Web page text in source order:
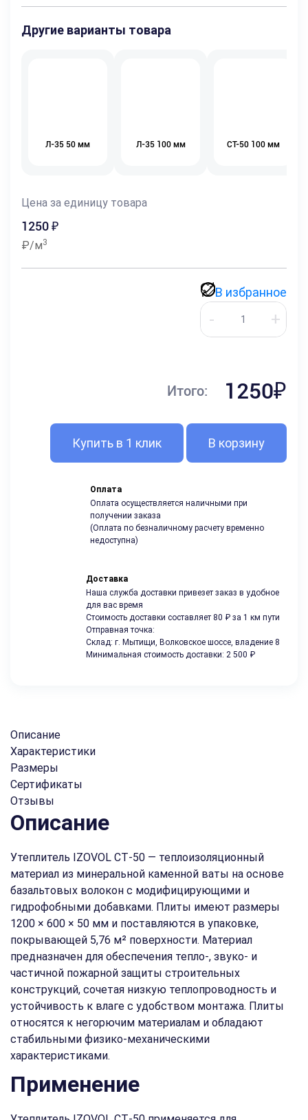
Другие варианты товара
Л-35 50 мм Л-35 100 мм СТ-50 100 мм
Цена за единицу товара
1250₽
₽/м3
В избранное
Оплата
Оплата осуществляется наличными при
получении заказа
(Оплата по безналичному расчету временно
недоступна)
Доставка
Наша служба доставки привезет заказ в удобное
для вас время
Стоимость доставки составляет 80 ₽ за 1 км пути
Отправная точка:
Склад: г. Мытищи, Волковское шоссе, владение 8
Минимальная стоимость доставки: 2 500 ₽
Итого: 1250₽
Купить в 1 клик В корзину
Описание
Характеристики
Размеры
Сертификаты
Отзывы
Описание
Утеплитель IZOVOL СТ‑50 — теплоизоляционный
материал из минеральной каменной ваты на основе
базальтовых волокон с модифицирующими и
гидрофобными добавками. Плиты имеют размеры
1200 × 600 × 50 мм и поставляются в упаковке,
покрывающей 5,76 м² поверхности. Материал
предназначен для обеспечения тепло‑, звуко‑ и
частичной пожарной защиты строительных
конструкций, сочетая низкую теплопроводность и
устойчивость к влаге с удобством монтажа. Плиты
относятся к негорючим материалам и обладают
стабильными физико‑механическими
характеристиками.
Применение